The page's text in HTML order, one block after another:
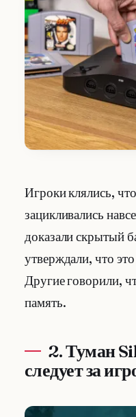
Игроки клялись,
зацикливались
доказали скрытый
утверждали, что
Другие говорили,
память.
2. Туман
следует за